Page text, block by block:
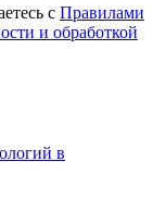
с Правилами
и обработкой
в